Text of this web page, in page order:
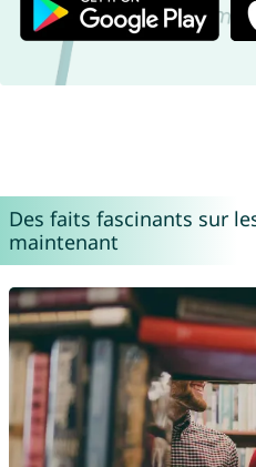
Des faits fascinants sur
maintenant